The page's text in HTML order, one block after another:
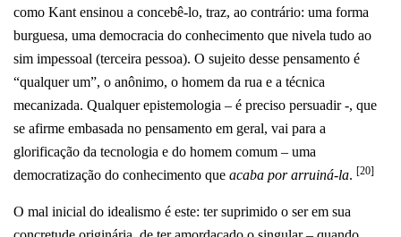
como Kant ensinou a concebê-lo, traz, ao contrário: uma forma
burguesa, uma democracia do conhecimento que nivela tudo ao
sim impessoal (terceira pessoa). O sujeito desse pensamento é
“qualquer um”, o anônimo, o homem da rua e a técnica
mecanizada. Qualquer epistemologia – é preciso persuadir -, que
se afirme embasada no pensamento em geral, vai para a
glorificação da tecnologia e do homem comum – uma
democratização do conhecimento que acaba por arruiná-la. [20]
O mal inicial do idealismo é este: ter suprimido o ser em sua